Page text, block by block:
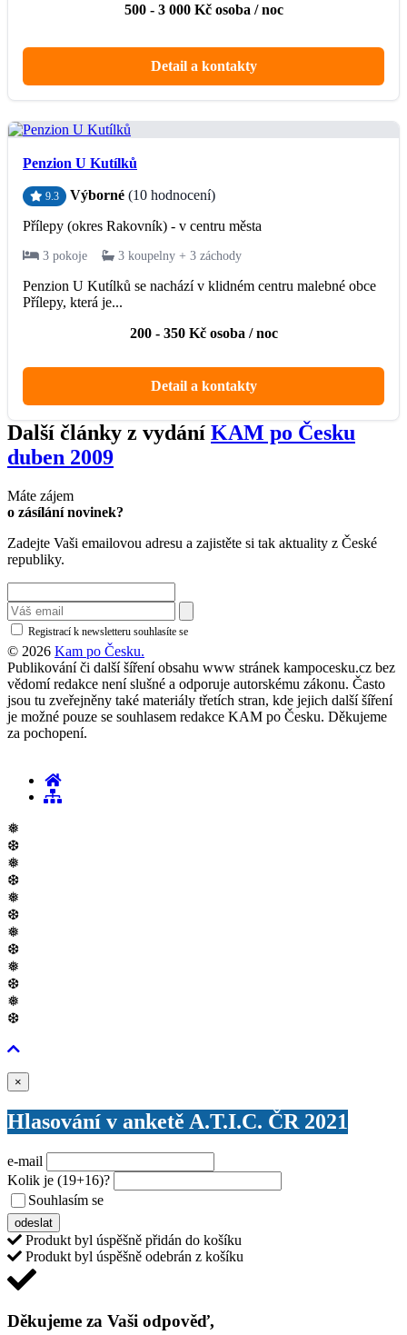
500 - 3 000 Kč osoba / noc
Detail a kontakty
Penzion U Kutílků
9.3 Výborné (10 hodnocení)
Přílepy (okres Rakovník) - v centru města
3 pokoje 3 koupelny + 3 záchody
Penzion U Kutílků se nachází v klidném centru malebné obce
Přílepy, která je...
200 - 350 Kč osoba / noc
Detail a kontakty
Další články z vydání KAM po Česku
duben 2009
Máte zájem
o zásílání novinek?
Zadejte Vaši emailovou adresu a zajistěte si tak aktuality z České
republiky.
Registrací k newsletteru souhlasíte se
© 2026 Kam po Česku.
Publikování či další šíření obsahu www stránek kampocesku.cz bez
vědomí redakce není slušné a odporuje autorskému zákonu. Často
jsou tu zveřejněny také materiály třetích stran, kde jejich další šíření
je možné pouze se souhlasem redakce KAM po Česku. Děkujeme
za pochopení.
❅
❆
❅
❆
❅
❆
❅
❆
❅
❆
❅
❆
×
Hlasování v anketě A.T.I.C. ČR 2021
e-mail
Kolik je (19+16)?
Souhlasím se
odeslat
Produkt byl úspěšně přidán do košíku
Produkt byl úspěšně odebrán z košíku
Děkujeme za Vaši odpověď,